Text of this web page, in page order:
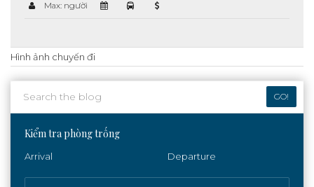
Max: người
Hình ảnh chuyến đi
GO!
Kiểm tra phòng trống